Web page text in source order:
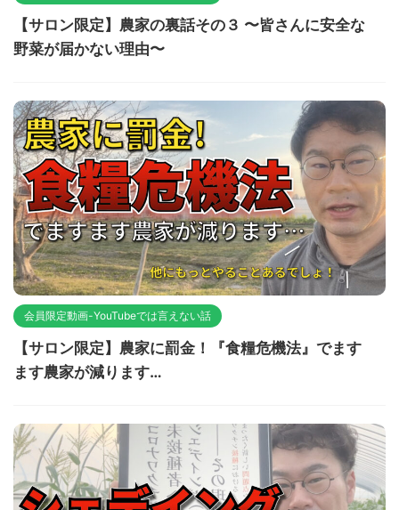
【サロン限定】農家の裏話その３ 〜皆さんに安全な
野菜が届かない理由〜
会員限定動画-YouTubeでは言えない話
【サロン限定】農家に罰金！『食糧危機法』でます
ます農家が減ります…